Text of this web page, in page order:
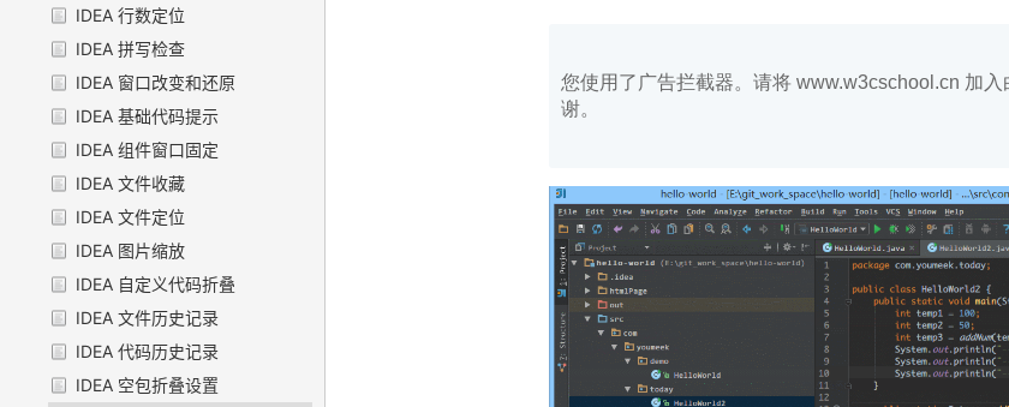
IDEA 行数定位
IDEA 拼写检查
IDEA 窗口改变和还原
IDEA 基础代码提示
IDEA 组件窗口固定
IDEA 文件收藏
IDEA 文件定位
IDEA 图片缩放
IDEA 自定义代码折叠
IDEA 文件历史记录
IDEA 代码历史记录
IDEA 空包折叠设置
您使用了广告拦截器。请将 www.w3cschool.cn 加
谢。